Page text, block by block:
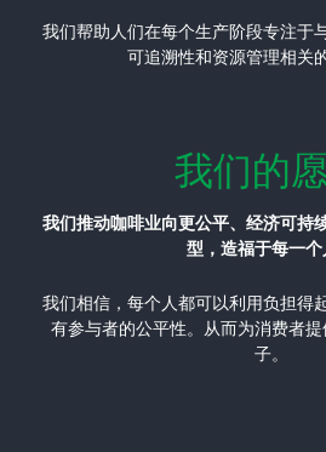
我们帮助人们在每个生产阶段专注于
可追溯性和资源管理相关
我们的
我们推动咖啡业向更公平、经济可持
型，造福于每一个
我们相信，每个人都可以利用负担得
有参与者的公平性。从而为消费者
子。